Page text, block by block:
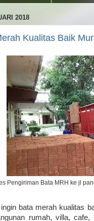
2018
Kualitas Baik
Pengiriman Bata MRH ke jl
bata merah kualitas
rumah, villa,